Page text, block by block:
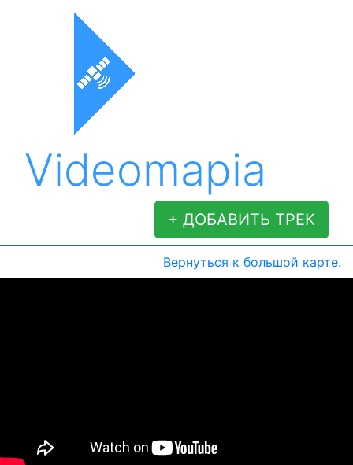
Videomapia
+ ДОБАВИТЬ ТРЕК
Вернуться к большой карте.